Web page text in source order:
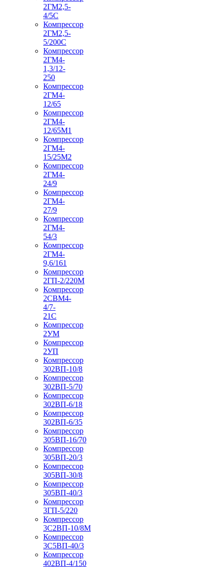
2ГМ2,5-
4/5С
Компрессор
2ГМ2,5-
5/200С
Компрессор
2ГМ4-
1,3/12-
250
Компрессор
2ГМ4-
12/65
Компрессор
2ГМ4-
12/65М1
Компрессор
2ГМ4-
15/25М2
Компрессор
2ГМ4-
24/9
Компрессор
2ГМ4-
27/9
Компрессор
2ГМ4-
54/3
Компрессор
2ГМ4-
9,6/161
Компрессор
2ГП-2/220М
Компрессор
2СВМ4-
4/7-
21С
Компрессор
2УМ
Компрессор
2УП
Компрессор
302ВП-10/8
Компрессор
302ВП-5/70
Компрессор
302ВП-6/18
Компрессор
302ВП-6/35
Компрессор
305ВП-16/70
Компрессор
305ВП-20/3
Компрессор
305ВП-30/8
Компрессор
305ВП-40/3
Компрессор
3ГП-5/220
Компрессор
3С2ВП-10/8М
Компрессор
3С5ВП-40/3
Компрессор
402ВП-4/150